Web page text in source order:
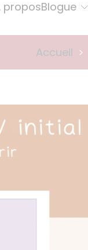
proposBlogue
Accueil >